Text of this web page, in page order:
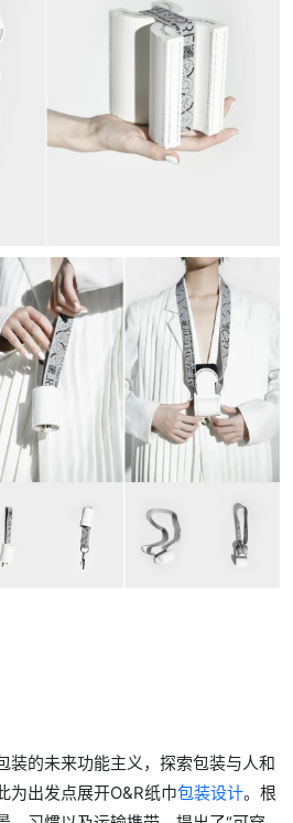
装的未来功能主义，探索包装与人和
为出发点展开O&R纸巾包装设计。根